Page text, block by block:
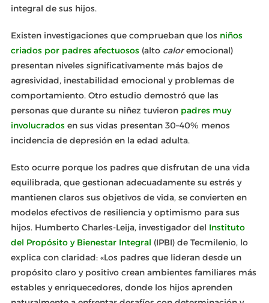
integral de sus hijos.
Existen investigaciones que comprueban que los niños
criados por padres afectuosos (alto caloremocional)
presentan niveles significativamente más bajos de
agresividad, inestabilidad emocional y problemas de
comportamiento. Otro estudio demostró que las
personas que durante su niñez tuvieron padres muy
involucrados en sus vidas presentan 30–40% menos
incidencia de depresión en la edad adulta.
Esto ocurre porque los padres que disfrutan de una vida
equilibrada, que gestionan adecuadamente su estrés y
mantienen claros sus objetivos de vida, se convierten en
modelos efectivos de resiliencia y optimismo para sus
hijos. Humberto Charles-Leija, investigador del Instituto
del Propósito y Bienestar Integral (IPBI) de Tecmilenio, lo
explica con claridad: «Los padres que lideran desde un
propósito claro y positivo crean ambientes familiares más
estables y enriquecedores, donde los hijos aprenden